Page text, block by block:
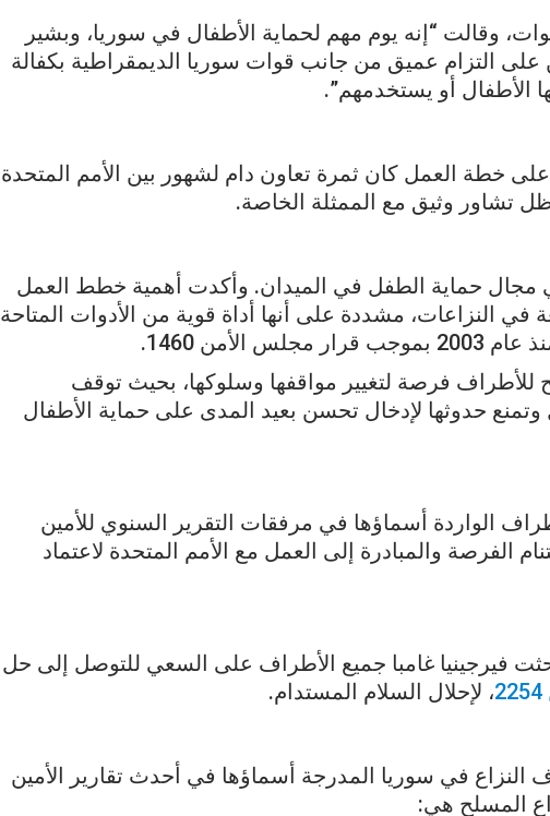
وقالت “إنه يوم مهم لحماية الأطفال في سوريا، وبشير
على التزام عميق من جانب قوات سوريا الديمقراطية بكفالة
الأطفال أو يستخدمهم”.
على خطة العمل كان ثمرة تعاون دام لشهور بين الأمم المتحدة
تشاور وثيق مع الممثلة الخاصة.
مجال حماية الطفل في الميدان. وأكدت أهمية خطط العمل
النزاعات، مشددة على أنها أداة قوية من الأدوات المتاحة
الأمن 1460.
للأطراف فرصة لتغيير مواقفها وسلوكها، بحيث توقف
وتمنع حدوثها لإدخال تحسن بعيد المدى على حماية الأطفال
الواردة أسماؤها في مرفقات التقرير السنوي للأمين
الفرصة والمبادرة إلى العمل مع الأمم المتحدة لاعتماد
فيرجينيا غامبا جميع الأطراف على السعي للتوصل إلى حل
، لإحلال السلام المستدام.
في سوريا المدرجة أسماؤها في أحدث تقارير الأمين
المسلح هي: